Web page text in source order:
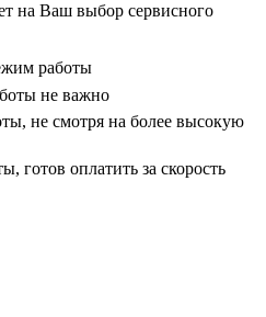
на Ваш выбор сервисного
работы
не важно
не смотря на более высокую
готов оплатить за скорость